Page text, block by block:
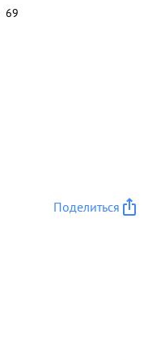
69
Поделиться